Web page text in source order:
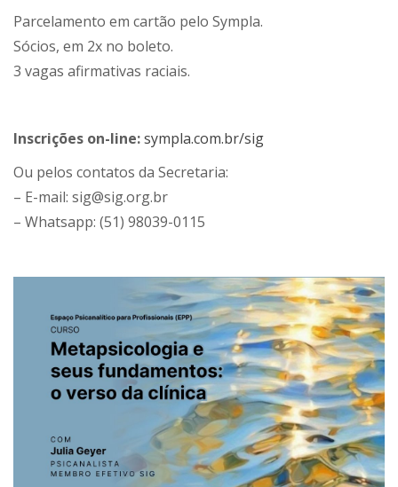
Parcelamento em cartão pelo Sympla.
Sócios, em 2x no boleto.
3 vagas afirmativas raciais.
Inscrições on-line:sympla.com.br/sig
Ou pelos contatos da Secretaria:
– E-mail: sig@sig.org.br
– Whatsapp: (51) 98039-0115